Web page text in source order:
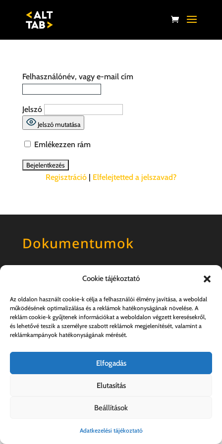
Cookie tájékoztató
Az oldalon használt cookie-k célja a felhasználói élmény javítása, a weboldal
működésének optimalizálása és a reklámok hatékonyságának növelése. A
reklám cookie-k gyűjtenek információkat a weboldalon végzett keresésekről,
és lehetővé teszik a személyre szabott reklámok megjelenítését, valamint a
reklámkampányok hatékonyságának mérését.
Elfogadás
Elutasítás
Beállítások
Adatkezelési tájékoztató
Felhasználónév, vagy e-mail cím
Jelszó
Jelszó mutatása
Emlékezzen rám
Regisztráció| Elfelejtetted a jelszavad?
Dokumentumok
Általános szerződési feltételek
Kovács András e.v. | 57357889-1-33